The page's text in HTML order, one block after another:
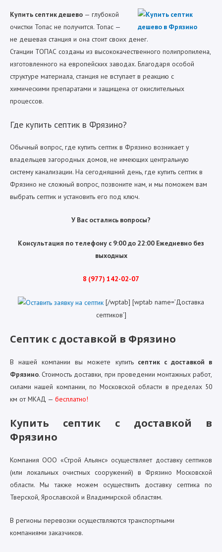
Купить септик дешево — глубокой
очистки Топас не получится. Топас —
не дешевая станция и она стоит своих денег.
Станции ТОПАС созданы из высококачественного полипропилена,
изготовленного на европейских заводах. Благодаря особой
структуре материала, станция не вступает в реакцию с
химическими препаратами и защищена от окислительных
процессов.
Где купить септик в Фрязино?
Обычный вопрос, где купить септик в Фрязино возникает у
владельцев загородных домов, не имеющих центральную
систему канализации. На сегодняшний день, где купить септик в
Фрязино не сложный вопрос, позвоните нам, и мы поможем вам
выбрать септик и установить его под ключ.
У Вас остались вопросы?
Консультация по телефону с 9:00 до 22:00 Ежедневно без
выходных
8 (977) 142-02-07
[/wptab] [wptab name=’Доставка
септиков’]
Септик с доставкой в Фрязино
В нашей компании вы можете купитьсептик с доставкой в
Фрязино. Стоимость доставки, при проведении монтажных работ,
силами нашей компании, по Московской области в пределах 50
км от МКАД — бесплатно!
Купить септик с доставкой в
Фрязино
Компания ООО «Строй Альянс» осуществляет доставку септиков
(или локальных очистных сооружений) в Фрязино Московской
области. Мы также можем осуществить доставку септика по
Тверской, Ярославской и Владимирской областям.
В регионы перевозки осуществляются транспортными
компаниями заказчиков.